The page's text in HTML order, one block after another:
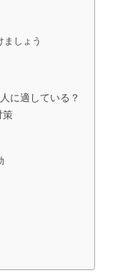
ましょう
に適している？
策